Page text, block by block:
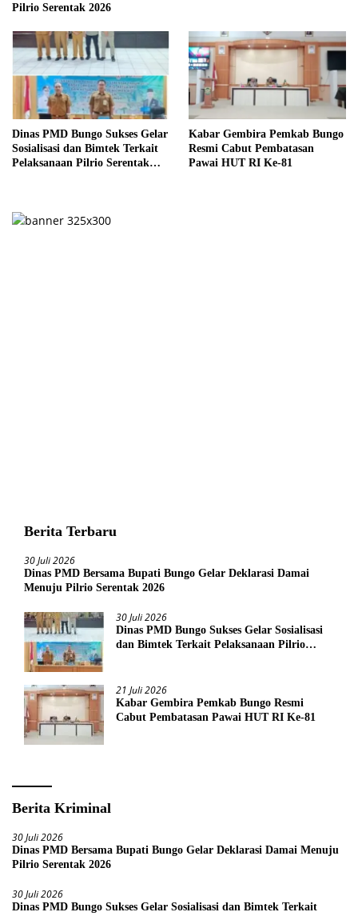
Pilrio Serentak 2026
Dinas PMD Bungo Sukses Gelar
Sosialisasi dan Bimtek Terkait
Pelaksanaan Pilrio Serentak
Kabar Gembira Pemkab Bungo
Resmi Cabut Pembatasan
Pawai HUT RI Ke-81
Berita Terbaru
30 Juli 2026
Dinas PMD Bersama Bupati Bungo Gelar Deklarasi Damai
Menuju Pilrio Serentak 2026
30 Juli 2026
Dinas PMD Bungo Sukses Gelar Sosialisasi
dan Bimtek Terkait Pelaksanaan Pilrio
21 Juli 2026
Kabar Gembira Pemkab Bungo Resmi
Cabut Pembatasan Pawai HUT RI Ke-81
Berita Kriminal
30 Juli 2026
Dinas PMD Bersama Bupati Bungo Gelar Deklarasi Damai Menuju
Pilrio Serentak 2026
30 Juli 2026
Dinas PMD Bungo Sukses Gelar Sosialisasi dan Bimtek Terkait